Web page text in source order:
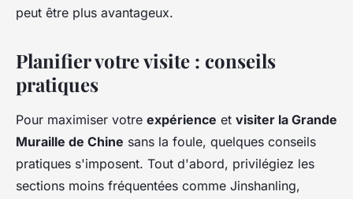
peut être plus avantageux.
Planifier votre visite : conseils
pratiques
Pour maximiser votre expérience et visiter la Grande
Muraille de Chine sans la foule, quelques conseils
pratiques s'imposent. Tout d'abord, privilégiez les
sections moins fréquentées comme Jinshanling,